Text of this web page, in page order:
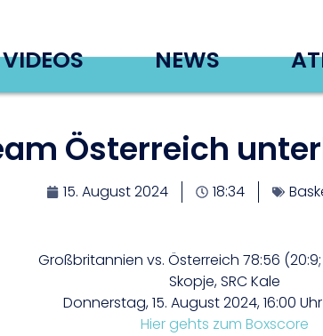
NEWS
Österreich
15. August 2024 18:34
Großbritannien vs. Österreich 78:56 (20:9;
Skopje, SRC Kale
Donnerstag, 15. August 2024, 16:00
Hier gehts zum Boxscore